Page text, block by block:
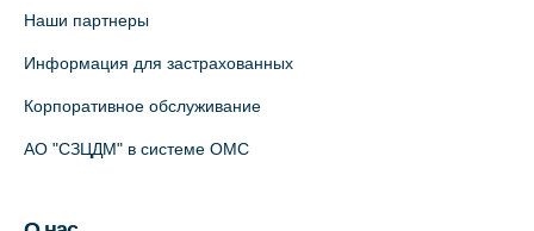
Лабораторный терминал на
партнёр)
+7 (812) 498-10-30
Наши партнеры
Информация для застрахованных
Корпоративное обслуживание
АО "СЗЦДМ" в системе ОМС